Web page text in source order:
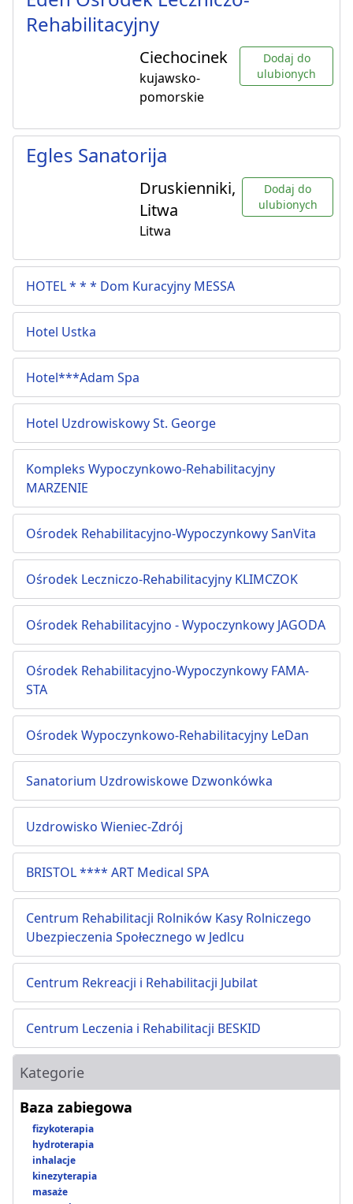
Rehabilitacyjny
Ciechocinek
kujawsko-
pomorskie
Dodaj do
ulubionych
Egles Sanatorija
Druskienniki,
Litwa
Litwa
Dodaj do
ulubionych
HOTEL * * * Dom Kuracyjny MESSA
Hotel Ustka
Hotel***Adam Spa
Hotel Uzdrowiskowy St. George
Kompleks Wypoczynkowo-Rehabilitacyjny
MARZENIE
Ośrodek Rehabilitacyjno-Wypoczynkowy SanVita
Ośrodek Leczniczo-Rehabilitacyjny KLIMCZOK
Ośrodek Rehabilitacyjno - Wypoczynkowy JAGODA
Ośrodek Rehabilitacyjno-Wypoczynkowy FAMA-
STA
Ośrodek Wypoczynkowo-Rehabilitacyjny LeDan
Sanatorium Uzdrowiskowe Dzwonkówka
Uzdrowisko Wieniec-Zdrój
BRISTOL **** ART Medical SPA
Centrum Rehabilitacji Rolników Kasy Rolniczego
Ubezpieczenia Społecznego w Jedlcu
Centrum Rekreacji i Rehabilitacji Jubilat
Centrum Leczenia i Rehabilitacji BESKID
Kategorie
Baza zabiegowa
fizykoterapia
hydroterapia
inhalacje
kinezyterapia
masaże